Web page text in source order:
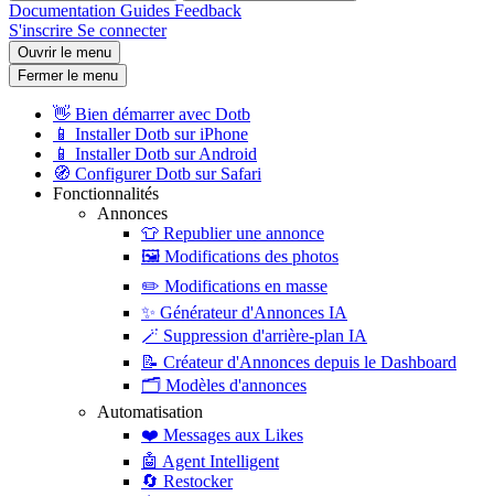
Documentation Guides Feedback
S'inscrire Se connecter
Ouvrir le menu
Fermer le menu
👋 Bien démarrer avec Dotb
📱 Installer Dotb sur iPhone
📱 Installer Dotb sur Android
🧭 Configurer Dotb sur Safari
Fonctionnalités
Annonces
👕 Republier une annonce
🖼️ Modifications des photos
✏️ Modifications en masse
✨ Générateur d'Annonces IA
🪄 Suppression d'arrière-plan IA
📝 Créateur d'Annonces depuis le Dashboard
🗂️ Modèles d'annonces
Automatisation
❤️ Messages aux Likes
🤖 Agent Intelligent
🔄 Restocker